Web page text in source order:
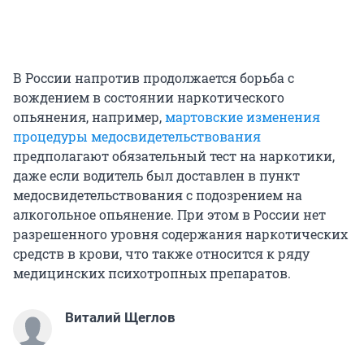
В России напротив продолжается борьба с
вождением в состоянии наркотического
опьянения, например,мартовские изменения
процедуры медосвидетельствования
предполагают обязательный тест на наркотики,
даже если водитель был доставлен в пункт
медосвидетельствования с подозрением на
алкогольное опьянение. При этом в России нет
разрешенного уровня содержания наркотических
средств в крови, что также относится к ряду
медицинских психотропных препаратов.
Виталий Щеглов